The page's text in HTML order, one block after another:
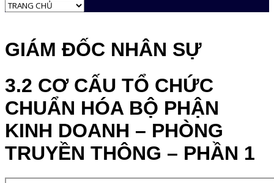
GIÁM ĐỐC NHÂN SỰ
3.2 CƠ CẤU TỔ CHỨC
CHUẨN HÓA BỘ PHẬN
KINH DOANH – PHÒNG
TRUYỀN THÔNG – PHẦN 1